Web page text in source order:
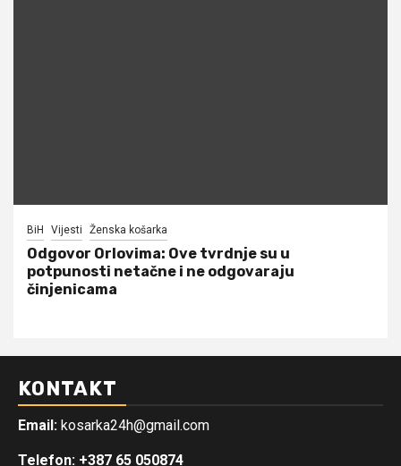
BiH Vijesti Ženska košarka
Odgovor Orlovima: ​Ove tvrdnje su u
potpunosti netačne i ne odgovaraju
činjenicama
KONTAKT
Email: kosarka24h@gmail.com
Telefon: +387 65 050874